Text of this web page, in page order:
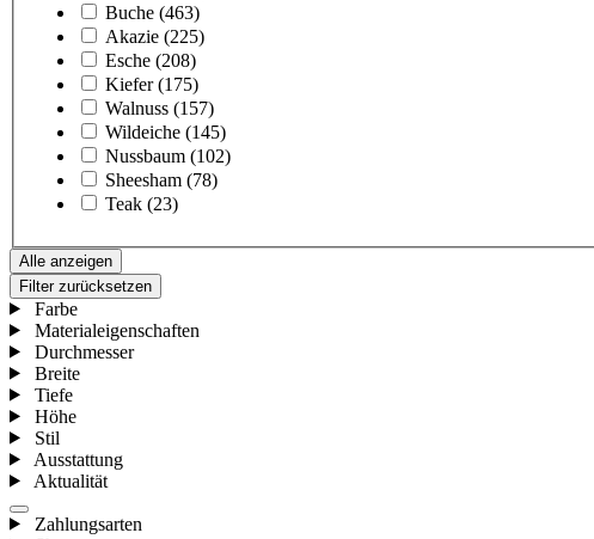
Buche (463)
Akazie (225)
Esche (208)
Kiefer (175)
Walnuss (157)
Wildeiche (145)
Nussbaum (102)
Sheesham (78)
Teak (23)
Alle anzeigen
Filter zurücksetzen
Farbe
Materialeigenschaften
Durchmesser
Breite
Tiefe
Höhe
Stil
Ausstattung
Aktualität
Zahlungsarten